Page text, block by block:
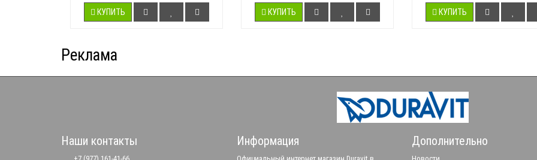
КУПИТЬ КУПИТЬ КУПИТЬ
Реклама
Наши контакты Информация Дополнительно